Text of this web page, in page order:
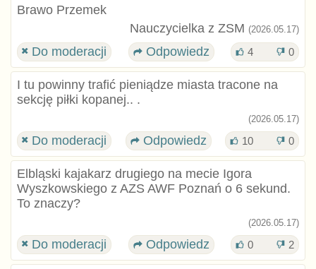
Brawo Przemek
Nauczycielka z ZSM (2026.05.17)
Do moderacji Odpowiedz 4 0
I tu powinny trafić pieniądze miasta tracone na
sekcję piłki kopanej.. .
(2026.05.17)
Do moderacji Odpowiedz 10 0
Elbląski kajakarz drugiego na mecie Igora
Wyszkowskiego z AZS AWF Poznań o 6 sekund.
To znaczy?
(2026.05.17)
Do moderacji Odpowiedz 0 2